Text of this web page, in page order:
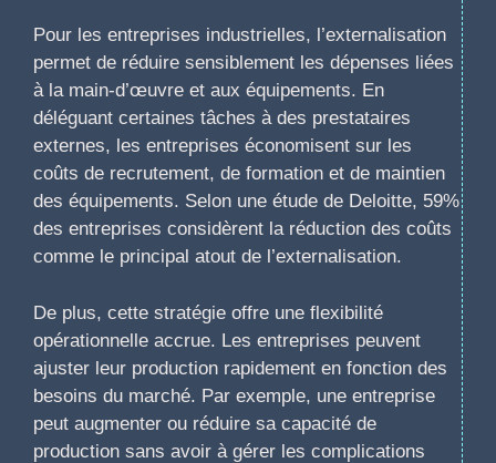
Pour les entreprises industrielles, l’externalisation
permet de réduire sensiblement les dépenses liées
à la main-d’œuvre et aux équipements. En
déléguant certaines tâches à des prestataires
externes, les entreprises économisent sur les
coûts de recrutement, de formation et de maintien
des équipements. Selon une étude de Deloitte, 59%
des entreprises considèrent la réduction des coûts
comme le principal atout de l’externalisation.
De plus, cette stratégie offre une flexibilité
opérationnelle accrue. Les entreprises peuvent
ajuster leur production rapidement en fonction des
besoins du marché. Par exemple, une entreprise
peut augmenter ou réduire sa capacité de
production sans avoir à gérer les complications